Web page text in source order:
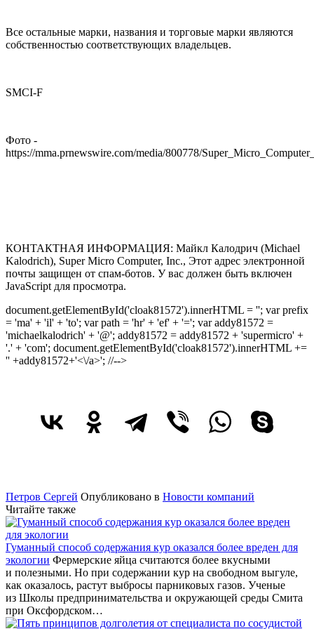
Все остальные марки, названия и торговые марки являются
собственностью соответствующих владельцев.
SMCI-F
Фото -
https://mma.prnewswire.com/media/800778/
КОНТАКТНАЯ ИНФОРМАЦИЯ: Майкл Калодрич (Michael
Kalodrich), Super Micro Computer, Inc., Этот адрес электронной
почты защищен от спам-ботов. У вас должен быть включен
JavaScript для просмотра.
document.getElementById('cloak81572').innerHTML = ''; var prefix
= 'ma' + 'il' + 'to'; var path = 'hr' + 'ef' + '='; var addy81572 =
'michaelkalodrich' + '@'; addy81572 = addy81572 + 'supermicro' +
'.' + 'com'; document.getElementById('cloak81572').innerHTML +=
'' +addy81572+'<\/a>'; //-->
Петров Сергей Опубликовано в Новости компаний
Читайте также
Гуманный способ содержания кур оказался более вреден для
экологии Фермерские яйца считаются более вкусными
и полезными. Но при содержании кур на свободном выгуле,
как оказалось, растут выбросы парниковых газов. Ученые
из Школы предпринимательства и окружающей среды Смита
при Оксфордском…